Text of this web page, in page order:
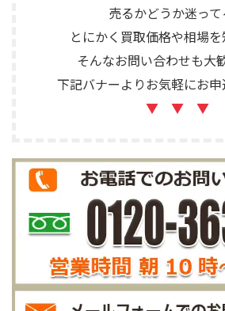
売るかどうか迷って
とにかく買取価格や相場を
そんなお問い合わせも大
下記バナーよりお気軽にお申
▼ ▼ ▼